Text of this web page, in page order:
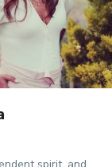
spirit, and